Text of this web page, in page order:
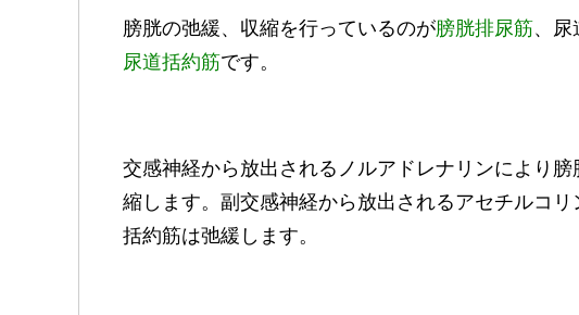
膀胱の弛緩、収縮を行っているのが膀胱排尿筋、尿
尿道括約筋です。
交感神経から放出されるノルアドレナリンにより
縮します。副交感神経から放出されるアセチルコ
括約筋は弛緩します。